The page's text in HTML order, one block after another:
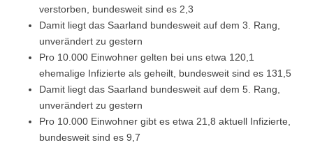
verstorben, bundesweit sind es 2,3
Damit liegt das Saarland bundesweit auf dem 3. Rang,
unverändert zu gestern
Pro 10.000 Einwohner gelten bei uns etwa 120,1
ehemalige Infizierte als geheilt, bundesweit sind es 131,5
Damit liegt das Saarland bundesweit auf dem 5. Rang,
unverändert zu gestern
Pro 10.000 Einwohner gibt es etwa 21,8 aktuell Infizierte,
bundesweit sind es 9,7